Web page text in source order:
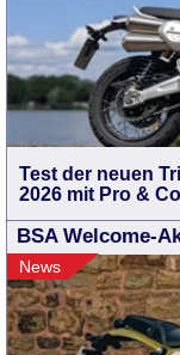
Test der neuen
2026 mit Pro &
BSA Welcome-
News